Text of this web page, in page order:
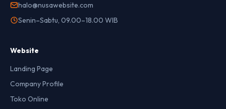
halo@nusawebsite.com
Senin–Sabtu, 09.00–18.00 WIB
Website
Landing Page
Company Profile
Toko Online